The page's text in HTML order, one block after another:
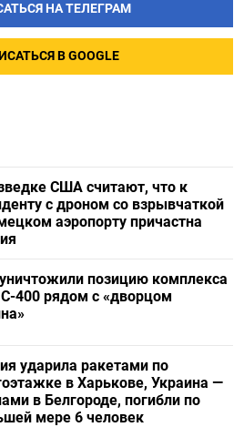
НА ТЕЛЕГРАМ
В GOOGLE
США считают, что к
с дроном со взрывчаткой
аэропорту причастна
позицию комплекса
400 рядом с «дворцом
ударила ракетами по
в Харькове, Украина —
в Белгороде, погибли по
мере 6 человек